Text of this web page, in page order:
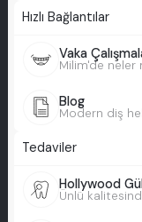
Hızlı Bağlantılar
Vaka
Milim'de neler
Blog
Modern diş
Tedaviler
Hollywood
Ünlü